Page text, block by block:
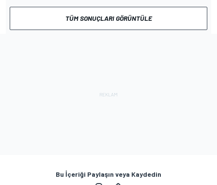
TÜM SONUÇLARI GÖRÜNTÜLE
Bu İçeriği Paylaşın veya Kaydedin